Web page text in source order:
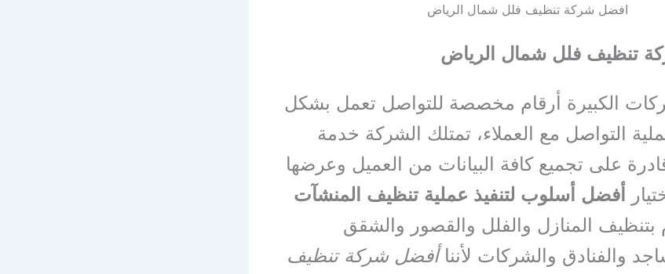
افضل شركة تنظيف فلل شمال الرياض
تنظيف فلل شمال الرياض
الكبيرة أرقام مخصصة للتواصل تعمل بشكل
التواصل مع العملاء، تمتلك الشركة خدمة
على تجميع كافة البيانات من العميل وعرضها
أفضل أسلوب لتنفيذ عملية تنظيف المنشآت
بتنظيف المنازل والفلل والقصور والشقق
والفنادق والشركات لأنناأفضل شركة تنظيف